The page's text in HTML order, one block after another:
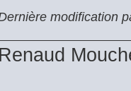
modification
Renaud